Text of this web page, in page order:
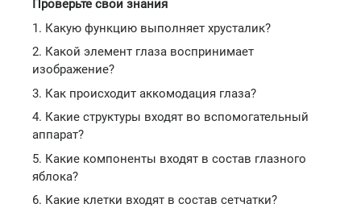
Проверьте свои знания
1. Какую функцию выполняет хрусталик?
2. Какой элемент глаза воспринимает
изображение?
3. Как происходит аккомодация глаза?
4. Какие структуры входят во вспомогательный
аппарат?
5. Какие компоненты входят в состав глазного
яблока?
6. Какие клетки входят в состав сетчатки?